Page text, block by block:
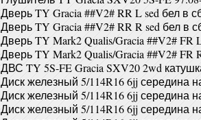
Дверь TY Gracia ##V2# RR L sed бел в
Дверь TY Gracia ##V2# RR R sed бел в
Дверь TY Mark2 Qualis/Gracia ##V2# FR
Дверь TY Mark2 Qualis/Gracia ##V2# FR
ДВС TY 5S-FE Gracia SXV20 2wd
Диск железный 5/114R16 6jj середина
Диск железный 5/114R16 6jj середина
Диск железный 5/114R16 6jj середина